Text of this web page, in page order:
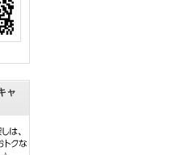
ャ